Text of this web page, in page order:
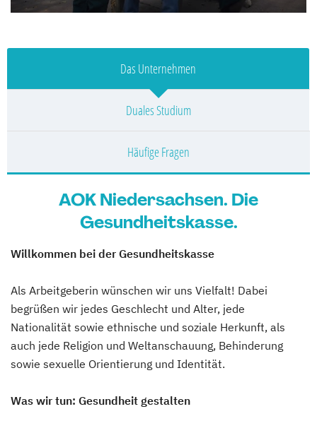
Das Unternehmen
Duales Studium
Häufige Fragen
AOK Niedersachsen. Die
Gesundheitskasse.
Willkommen bei der Gesundheitskasse
Als Arbeitgeberin wünschen wir uns Vielfalt! Dabei
begrüßen wir jedes Geschlecht und Alter, jede
Nationalität sowie ethnische und soziale Herkunft, als
auch jede Religion und Weltanschauung, Behinderung
sowie sexuelle Orientierung und Identität.
Was wir tun: Gesundheit gestalten